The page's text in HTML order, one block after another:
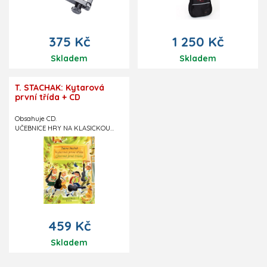
375 Kč
Skladem
1 250 Kč
Skladem
T. STACHAK: Kytarová
první třída + CD
Obsahuje CD.
UČEBNICE HRY NA KLASICKOU
ČESKO-SLOVENSKÉ VYDÁNÍ
- jedna z nejprodávanějších
učebnic hry na klasickou kytaru
na evropském trhu
- moderně zpracovaná a bohatě
ilustrovaná publikace pro děti již
od šesti let
od první hodiny výuky
- kreativní přístup k řešení
základních technických problémů
459 Kč
Skladem